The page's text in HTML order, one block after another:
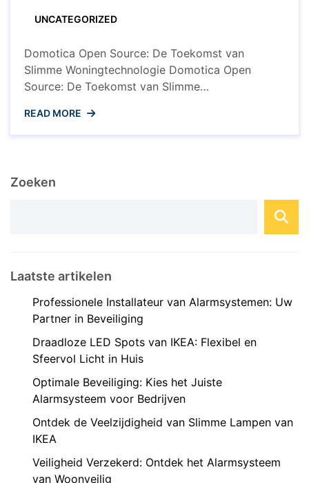
UNCATEGORIZED
Domotica Open Source: De Toekomst van
Slimme Woningtechnologie Domotica Open
Source: De Toekomst van Slimme
als smart home-technologie, maakt het mogelijk
om verschillende aspecten van een woning te
domotica-industrie is het gebruik van open
READ MORE
Zoeken
Laatste artikelen
Professionele Installateur van Alarmsystemen: Uw
Partner in Beveiliging
Draadloze LED Spots van IKEA: Flexibel en
Sfeervol Licht in Huis
Optimale Beveiliging: Kies het Juiste
Alarmsysteem voor Bedrijven
Ontdek de Veelzijdigheid van Slimme Lampen van
IKEA
Veiligheid Verzekerd: Ontdek het Alarmsysteem
van Woonveilig